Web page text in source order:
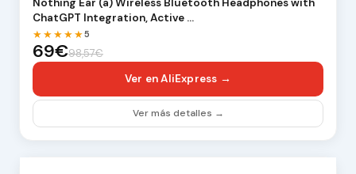
ChatGPT Integration, Active …
★★★★★5
69€98,57€
Ver en AliExpress →
Ver más detalles →